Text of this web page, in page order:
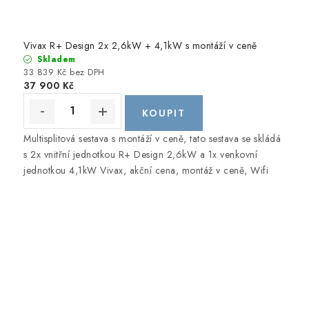
Vivax R+ Design 2x 2,6kW + 4,1kW s montáží v ceně
Skladem
33 839 Kč bez DPH
37 900 Kč
Multisplitová sestava s montáží v ceně, tato sestava se skládá
s 2x vnitřní jednotkou R+ Design 2,6kW a 1x venkovní
jednotkou 4,1kW Vivax, akční cena, montáž v ceně, Wifi